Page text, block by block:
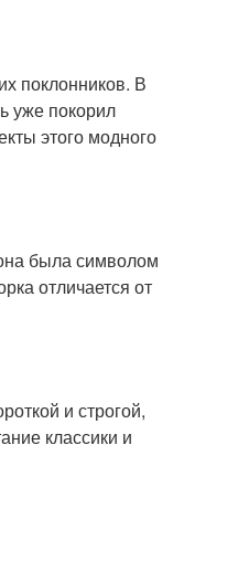
поклонников. В
уже покорил
этого модного
была символом
отличается от
и строгой,
классики и